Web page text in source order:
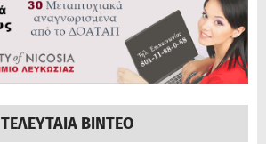
ΤΕΛΕΥΤΑΙΑ ΒΙΝΤΕΟ